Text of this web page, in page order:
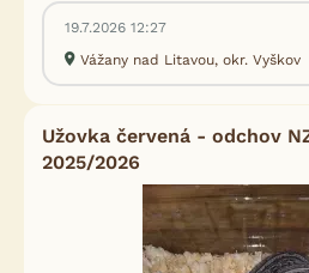
19.7.2026 12:27
Vážany nad Litavou, okr. Vyškov
Užovka červená - odchov
2025/2026